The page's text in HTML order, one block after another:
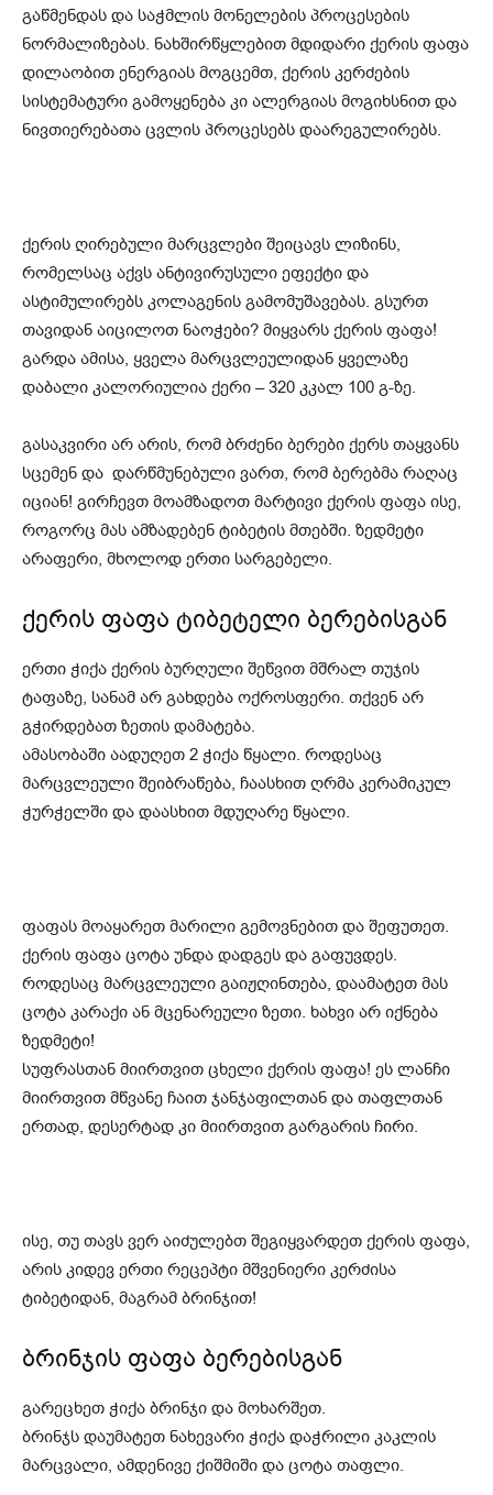
გაწმენდას და საჭმლის მონელების პროცესების
ნორმალიზებას. ნახშირწყლებით მდიდარი ქერის ფაფა
დილაობით ენერგიას მოგცემთ, ქერის კერძების
სისტემატური გამოყენება კი ალერგიას მოგიხსნით და
ნივთიერებათა ცვლის პროცესებს დაარეგულირებს.
ქერის ღირებული მარცვლები შეიცავს ლიზინს,
რომელსაც აქვს ანტივირუსული ეფექტი და
ასტიმულირებს კოლაგენის გამომუშავებას. გსურთ
თავიდან აიცილოთ ნაოჭები? მიყვარს ქერის ფაფა!
გარდა ამისა, ყველა მარცვლეულიდან ყველაზე
დაბალი კალორიულია ქერი – 320 კკალ 100 გ-ზე.
გასაკვირი არ არის, რომ ბრძენი ბერები ქერს თაყვანს
სცემენ და დარწმუნებული ვართ, რომ ბერებმა რაღაც
იციან! გირჩევთ მოამზადოთ მარტივი ქერის ფაფა ისე,
როგორც მას ამზადებენ ტიბეტის მთებში. ზედმეტი
არაფერი, მხოლოდ ერთი სარგებელი.
ქერის ფაფა ტიბეტელი ბერებისგან
ერთი ჭიქა ქერის ბურღული შეწვით მშრალ თუჯის
ტაფაზე, სანამ არ გახდება ოქროსფერი. თქვენ არ
გჭირდებათ ზეთის დამატება.
ამასობაში აადუღეთ 2 ჭიქა წყალი. როდესაც
მარცვლეული შეიბრაწება, ჩაასხით ღრმა კერამიკულ
ჭურჭელში და დაასხით მდუღარე წყალი.
ფაფას მოაყარეთ მარილი გემოვნებით და შეფუთეთ.
ქერის ფაფა ცოტა უნდა დადგეს და გაფუვდეს.
როდესაც მარცვლეული გაიჟღინთება, დაამატეთ მას
ცოტა კარაქი ან მცენარეული ზეთი. ხახვი არ იქნება
ზედმეტი!
სუფრასთან მიირთვით ცხელი ქერის ფაფა! ეს ლანჩი
მიირთვით მწვანე ჩაით ჯანჯაფილთან და თაფლთან
ერთად, დესერტად კი მიირთვით გარგარის ჩირი.
ისე, თუ თავს ვერ აიძულებთ შეგიყვარდეთ ქერის ფაფა,
არის კიდევ ერთი რეცეპტი მშვენიერი კერძისა
ტიბეტიდან, მაგრამ ბრინჯით!
ბრინჯის ფაფა ბერებისგან
გარეცხეთ ჭიქა ბრინჯი და მოხარშეთ.
ბრინჯს დაუმატეთ ნახევარი ჭიქა დაჭრილი კაკლის
მარცვალი, ამდენივე ქიშმიში და ცოტა თაფლი.